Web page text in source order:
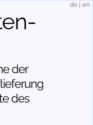
der
des
de en